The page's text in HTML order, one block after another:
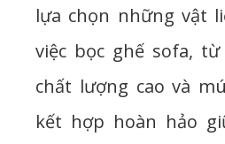
lựa chọn những vật
việc bọc ghế sofa,
chất lượng cao và
kết hợp hoàn hảo